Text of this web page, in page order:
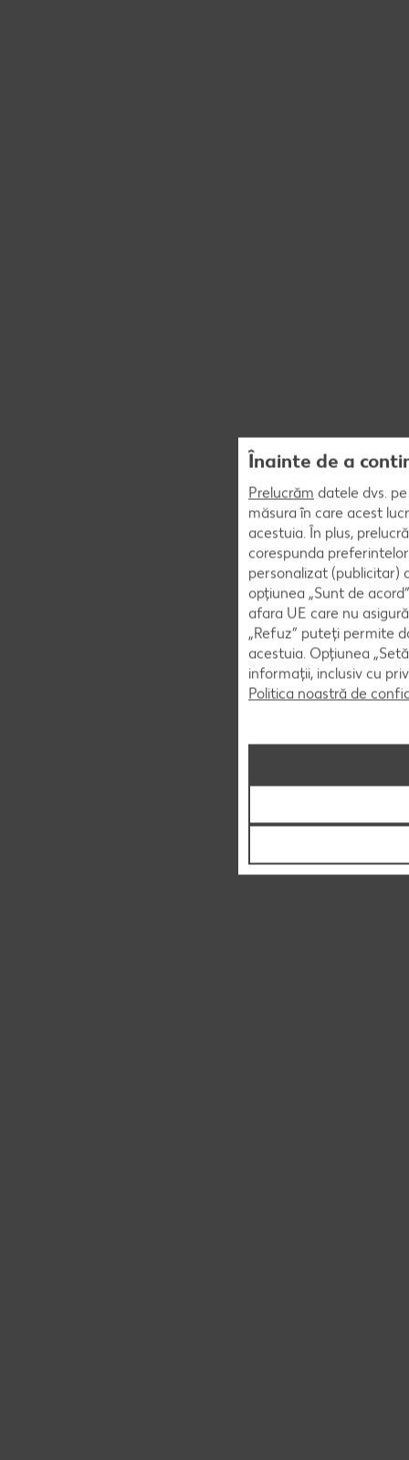
Înainte de a
Prelucrăm datele dvs.
măsura în care acest
acestuia. În plus,
corespunda
personalizat (publicitar)
opțiunea „Sunt de
afara UE care nu
„Refuz” puteți permite
acestuia. Opțiunea
informații, inclusiv cu
Politica noastră de